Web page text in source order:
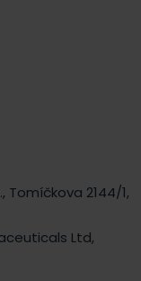
Tomíčkova 2144/1,
Ltd,